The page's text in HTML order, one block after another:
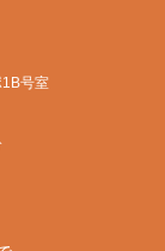
号室